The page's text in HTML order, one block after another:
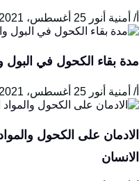
أمنية أنور 25 أغسطس، 2021
بقاء الكحول في البول
أمنية أنور 25 أغسطس، 2021
على الكحول